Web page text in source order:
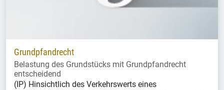
Grundpfandrecht
Belastung des Grundstücks mit Grundpfandrecht
entscheidend
(IP) Hinsichtlich des Verkehrswerts eines